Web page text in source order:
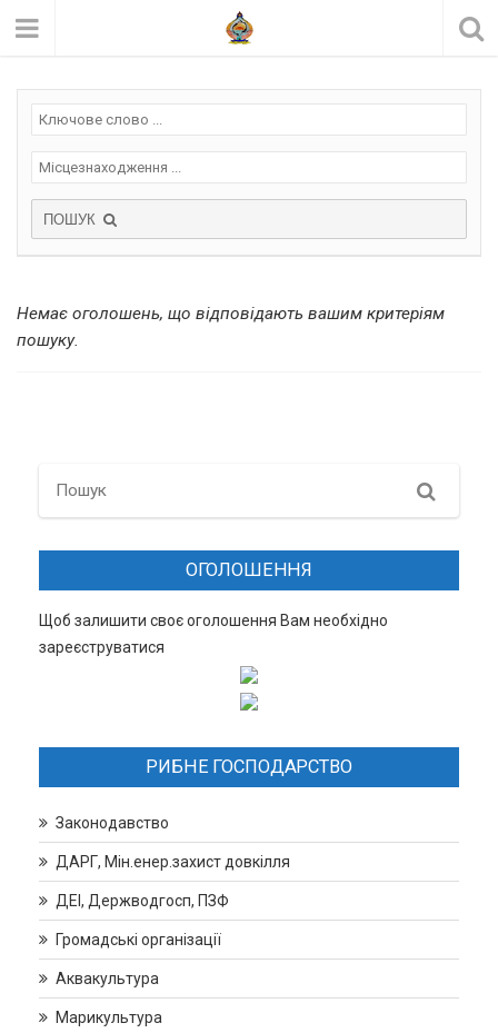
ПОШУК
Немає оголошень, що відповідають вашим критеріям
пошуку.
Search
ОГОЛОШЕННЯ
Щоб залишити своє оголошення Вам необхідно
зареєструватися
РИБНЕ ГОСПОДАРСТВО
Законодавство
ДАРГ, Мін.енер.захист довкілля
ДЕІ, Держводгосп, ПЗФ
Громадські організації
Аквакультура
Марикультура